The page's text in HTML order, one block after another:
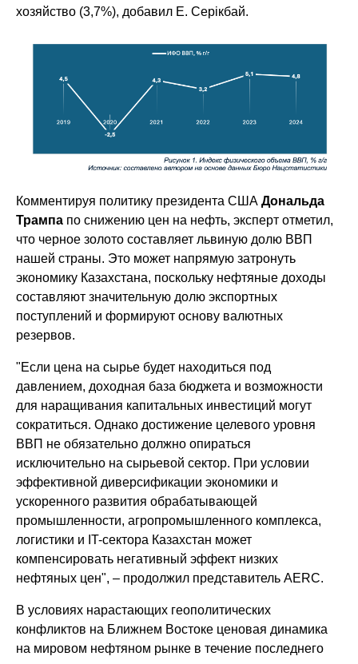
хозяйство (3,7%), добавил Е. Серiкбай.
Комментируя политику президента СШАДональда
Трампа по снижению цен на нефть, эксперт отметил,
что черное золото составляет львиную долю ВВП
нашей страны. Это может напрямую затронуть
экономику Казахстана, поскольку нефтяные доходы
составляют значительную долю экспортных
поступлений и формируют основу валютных
резервов.
"Если цена на сырье будет находиться под
давлением, доходная база бюджета и возможности
для наращивания капитальных инвестиций могут
сократиться. Однако достижение целевого уровня
ВВП не обязательно должно опираться
исключительно на сырьевой сектор. При условии
эффективной диверсификации экономики и
ускоренного развития обрабатывающей
промышленности, агропромышленного комплекса,
логистики и IT-сектора Казахстан может
компенсировать негативный эффект низких
нефтяных цен", – продолжил представитель AERC.
В условиях нарастающих геополитических
конфликтов на Ближнем Востоке ценовая динамика
на мировом нефтяном рынке в течение последнего